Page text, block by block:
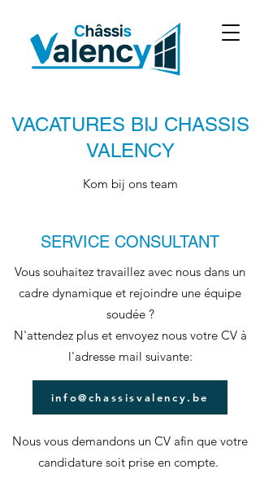
VACATURES BIJ CHASSIS
VALENCY
Kom bij ons team
SERVICE CONSULTANT
Vous souhaitez travaillez avec nous dans un
cadre dynamique et rejoindre une équipe
soudée ?
N'attendez plus et envoyez nous votre CV à
l'adresse mail suivante:
Nous vous demandons un CV afin que votre
candidature soit prise en compte.
info@chassisvalency.be